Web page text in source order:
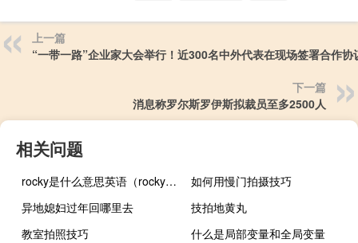
上一篇
“一带一路”企业家大会举行！近300名中外代表在现场签署合作协
下一篇
消息称罗尔斯罗伊斯拟裁员至多2500人
相关问题
rocky是什么意思英语（rocky是什么意思）
如何用慢门拍摄技巧
异地媳妇过年回哪里去
技拍地黄丸
教室拍照技巧
什么是局部变量和全局变量